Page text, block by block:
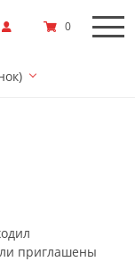
0
приглашены